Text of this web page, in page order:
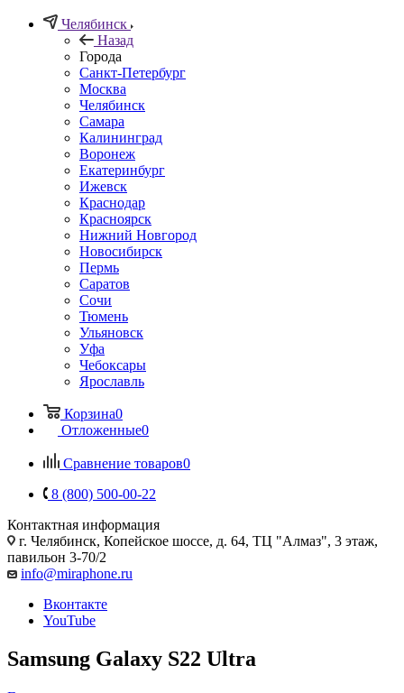
Челябинск
Назад
Города
Санкт-Петербург
Москва
Челябинск
Самара
Калининград
Воронеж
Екатеринбург
Ижевск
Краснодар
Красноярск
Нижний Новгород
Новосибирск
Пермь
Саратов
Сочи
Тюмень
Ульяновск
Уфа
Чебоксары
Ярославль
Корзина0
Отложенные0
Сравнение товаров0
8 (800) 500-00-22
Контактная информация
г. Челябинск, Копейское шоссе, д. 64, ТЦ "Алмаз", 3 этаж,
павильон 3-70/2
info@miraphone.ru
Вконтакте
YouTube
Samsung Galaxy S22 Ultra